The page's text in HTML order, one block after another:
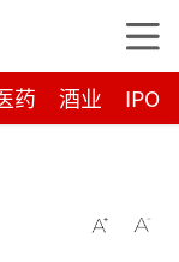
药 酒业 IPO